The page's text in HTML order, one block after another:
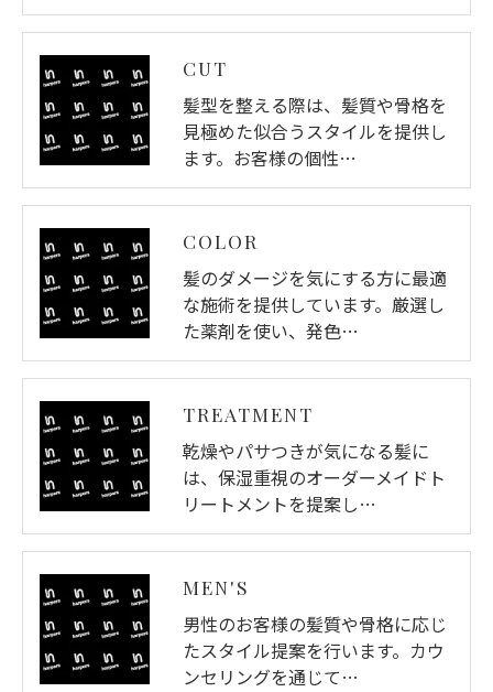
CUT
髪型を整える際は、髪質や骨格を
見極めた似合うスタイルを提供し
ます。お客様の個性…
COLOR
髪のダメージを気にする方に最適
な施術を提供しています。厳選し
た薬剤を使い、発色…
TREATMENT
乾燥やパサつきが気になる髪に
は、保湿重視のオーダーメイドト
リートメントを提案し…
MEN'S
男性のお客様の髪質や骨格に応じ
たスタイル提案を行います。カウ
ンセリングを通じて…